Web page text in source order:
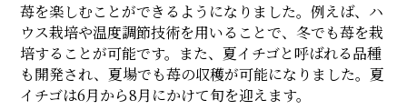
苺を楽しむことができるようになりました。例えば、ハ
ウス栽培や温度調節技術を用いることで、冬でも苺を栽
培することが可能です。また、夏イチゴと呼ばれる品種
も開発され、夏場でも苺の収穫が可能になりました。夏
イチゴは6月から8月にかけて旬を迎えます。